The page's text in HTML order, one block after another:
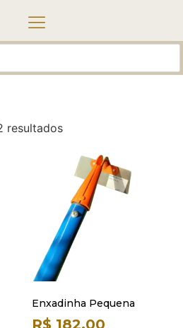
resultados
Enxadinha Pequena
R$ 182,00